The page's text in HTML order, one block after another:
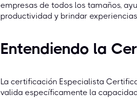
empresas de todos los tamaños,
productividad y brindar
Entendiendo la
La certificación Especialista
valida específicamente la